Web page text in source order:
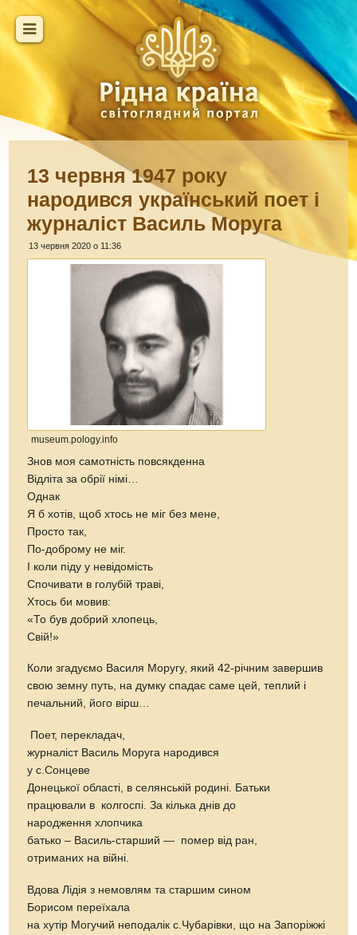
13 червня 1947 року
народився український поет і
журналіст Василь Моруга
13 червня 2020 о 11:36
museum.pology.info
Знов моя самотність повсякденна
Відліта за обрії німі…
Однак
Я б хотів, щоб хтось не міг без мене,
Просто так,
По-доброму не міг.
І коли піду у невідомість
Спочивати в голубій траві,
Хтось би мовив:
«То був добрий хлопець,
Свій!»
Коли згадуємо Василя Моругу, який 42-річним завершив
свою земну путь, на думку спадає саме цей, теплий і
печальний, його вірш…
Поет, перекладач,
журналіст Василь Моруга народився
у с.Сонцеве
Донецької області, в селянській родині. Батьки
працювали в колгоспі. За кілька днів до
народження хлопчика
батько – Василь-старший — помер від ран,
отриманих на війні.
Вдова Лідія з немовлям та старшим сином
Борисом переїхала
на хутір Могучий неподалік с.Чубарівки, що на Запоріжжі